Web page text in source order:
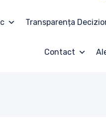
Transparența
Contact